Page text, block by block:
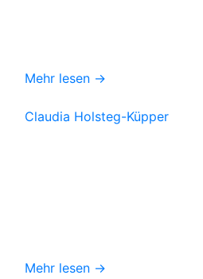
Mehr lesen →
Claudia Holsteg-Küpper
Mehr lesen →